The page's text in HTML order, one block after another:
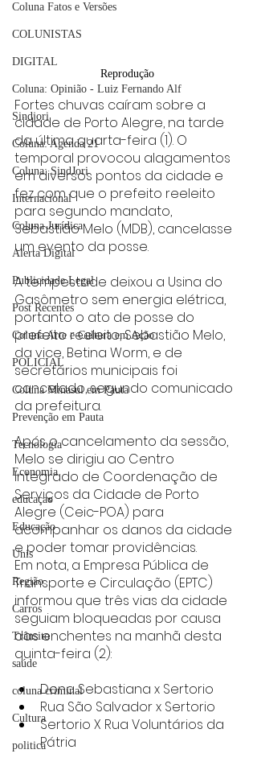
Coluna Fatos e Versões
COLUNISTAS
DIGITAL
Coluna: Opinião - Luiz Fernando Alf
Sindjori
Coluna: Agenda 21
Coluna: SindJori
Internacional
Coluna Jurídica
Alerta Digital
Publicidade Legal
Post Recentes
Coluna Arte e Cultura em Ação
POLICIAL
Coluna Minasul em Pauta
Prevenção em Pauta
Tecnologia
Economia
educaçao
Educação
Unis
Região
Carros
Trânsito
saúde
coluna criminal
Cultura
politica
Reprodução
Fortes chuvas caíram sobre a
cidade de Porto Alegre, na tarde
da última quarta-feira (1). O
temporal provocou alagamentos
em diversos pontos da cidade e
fez com que o prefeito reeleito
para segundo mandato,
Sebastião Melo (MDB), cancelasse
um evento da posse.
A tempestade deixou a Usina do
Gasômetro sem energia elétrica,
portanto o ato de posse do
prefeito reeleito, Sebastião Melo,
da vice, Betina Worm, e de
secretários municipais foi
cancelado, segundo comunicado
da prefeitura.
Após o cancelamento da sessão,
Melo se dirigiu ao Centro
Integrado de Coordenação de
Serviços da Cidade de Porto
Alegre (Ceic-POA) para
acompanhar os danos da cidade
e poder tomar providências.
Em nota, a Empresa Pública de
Transporte e Circulação (EPTC)
informou que três vias da cidade
seguiam bloqueadas por causa
das enchentes na manhã desta
quinta-feira (2):
Dona Sebastiana x Sertorio
Rua São Salvador x Sertorio
Sertorio X Rua Voluntários da
Pátria